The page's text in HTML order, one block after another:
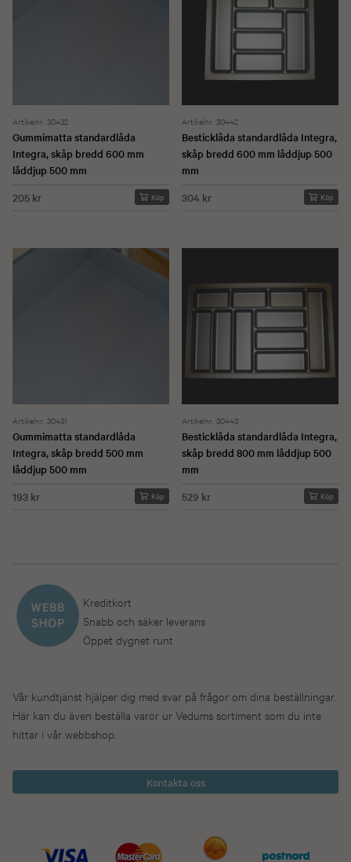
Artikelnr. 30432
Gummimatta standardlåda
Integra, skåp bredd 600 mm
låddjup 500 mm
205 kr
Köp
Artikelnr. 30442
Besticklåda standardlåda Integra,
skåp bredd 600 mm låddjup 500
mm
304 kr
Köp
Artikelnr. 30431
Gummimatta standardlåda
Integra, skåp bredd 500 mm
låddjup 500 mm
193 kr
Köp
Artikelnr. 30443
Besticklåda standardlåda Integra,
skåp bredd 800 mm låddjup 500
mm
529 kr
Köp
Kreditkort
Snabb och säker leverans
Öppet dygnet runt
Vår kundtjänst hjälper dig med svar på frågor om dina beställningar.
Här kan du även beställa varor ur Vedums sortiment som du inte
hittar i vår webbshop.
Kontakta oss